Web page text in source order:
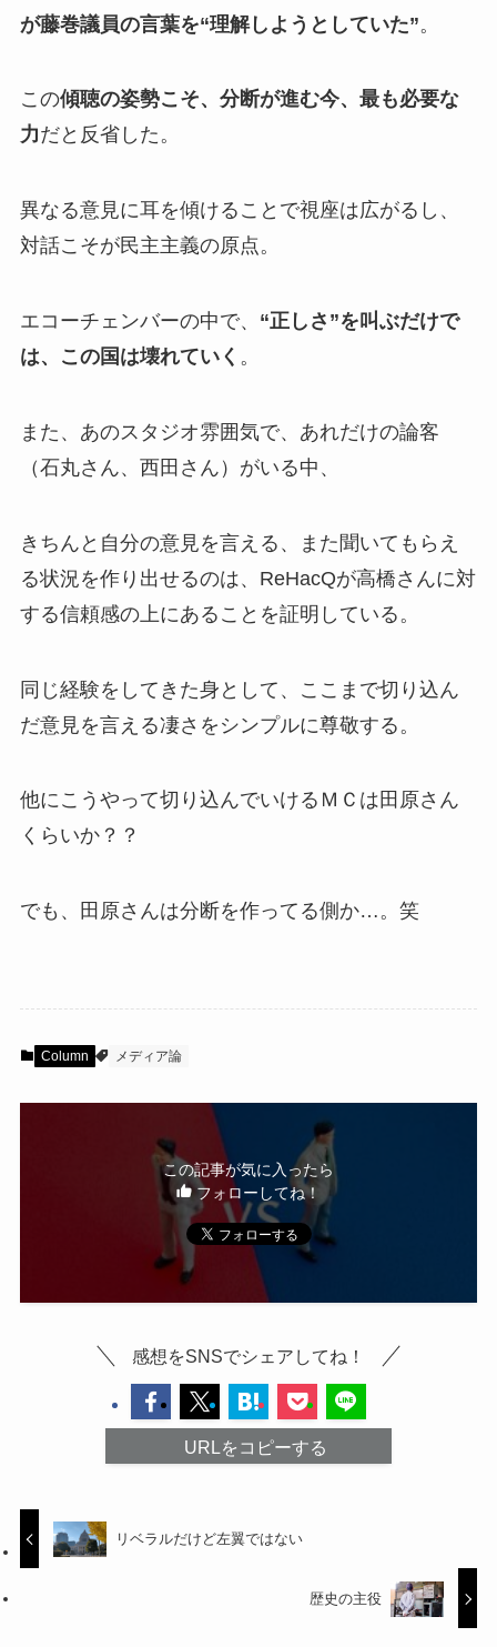
が藤巻議員の言葉を“理解しようとしていた”。
この傾聴の姿勢こそ、分断が進む今、最も必要な
力だと反省した。
異なる意見に耳を傾けることで視座は広がるし、
対話こそが民主主義の原点。
エコーチェンバーの中で、 “正しさ”を叫ぶだけで
は、この国は壊れていく 。
また、あのスタジオ雰囲気で、あれだけの論客
（石丸さん、西田さん）がいる中、
きちんと自分の意見を言える、また聞いてもらえ
る状況を作り出せるのは、ReHacQが高橋さんに対
する信頼感の上にあることを証明している。
同じ経験をしてきた身として、ここまで切り込ん
だ意見を言える凄さをシンプルに尊敬する。
他にこうやって切り込んでいけるＭＣは田原さん
くらいか？？
でも、田原さんは分断を作ってる側か…。笑
Column メディア論
この記事が気に入ったら
フォローしてね！
感想をSNSでシェアしてね！
URLをコピーする
リベラルだけど左翼ではない
歴史の主役